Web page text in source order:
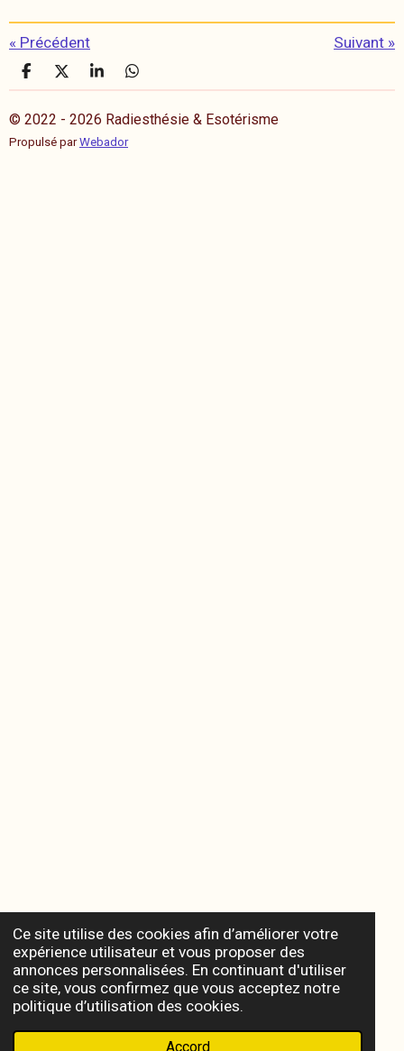
Ce site utilise des cookies afin d’améliorer votre
expérience utilisateur et vous proposer des
annonces personnalisées. En continuant d'utiliser
ce site, vous confirmez que vous acceptez notre
politique d’utilisation des cookies.
Accord
« Précédent Suivant »
P
a
r
t
a
P
a
a
P
a
r
t
a
P
a
r
t
© 2022 - 2026 Radiesthésie & Esotérisme
Propulsé parWebador